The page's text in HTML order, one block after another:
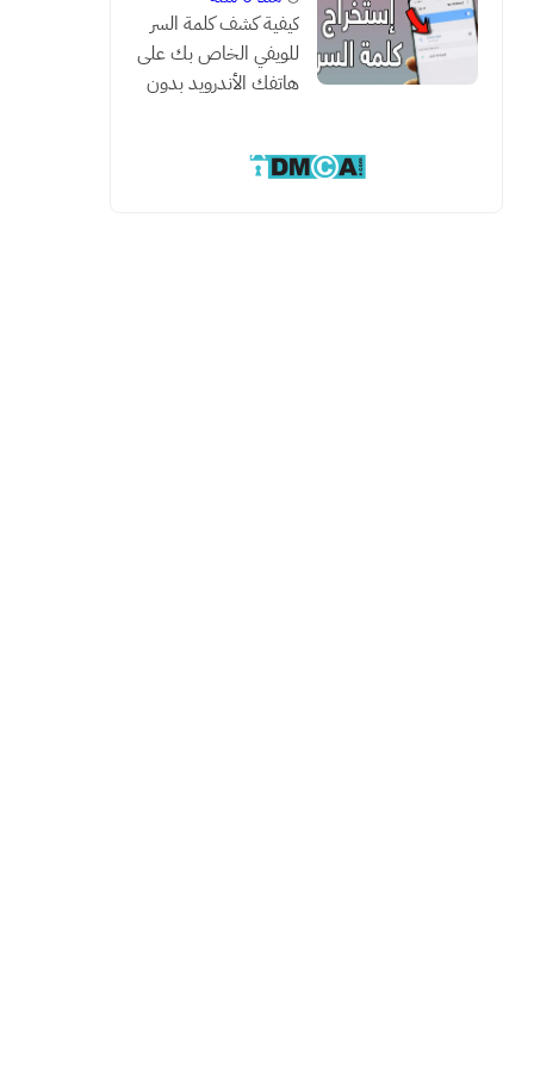
كيفية كشف كلمة السر
للويفي الخاص بك على
هاتفك الأندرويد بدون